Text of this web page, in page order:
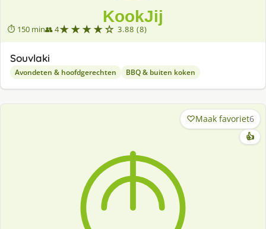
⏱ 150 min👥 4★★★★☆ 3.88 (8)
Souvlaki
Avondeten & hoofdgerechten BBQ & buiten koken
Maak favoriet6
👍